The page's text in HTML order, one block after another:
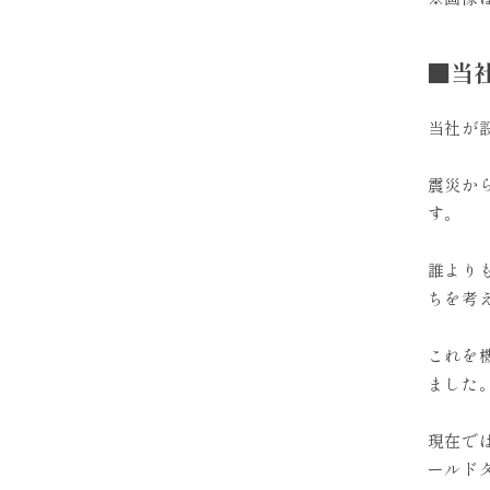
■当
当社が
震災か
す。
誰より
ちを考
これを
ました
現在で
ールド